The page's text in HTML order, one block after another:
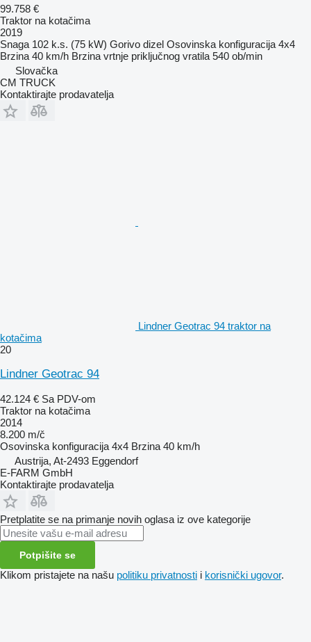
99.758 €
Traktor na kotačima
2019
Snaga 102 k.s. (75 kW) Gorivo dizel Osovinska konfiguracija 4x4
Brzina 40 km/h Brzina vrtnje priključnog vratila 540 ob/min
Slovačka
CM TRUCK
Kontaktirajte prodavatelja
Lindner Geotrac 94 traktor na
kotačima
20
Lindner Geotrac 94
42.124 € Sa PDV-om
Traktor na kotačima
2014
8.200 m/č
Osovinska konfiguracija 4x4 Brzina 40 km/h
Austrija, At-2493 Eggendorf
E-FARM GmbH
Kontaktirajte prodavatelja
Pretplatite se na primanje novih oglasa iz ove kategorije
Potpišite se
Klikom pristajete na našu politiku privatnosti i korisnički ugovor.